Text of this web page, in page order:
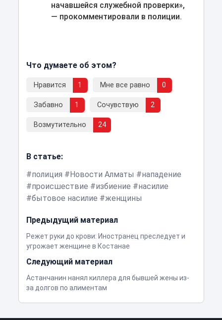
начавшейся служебной проверки»,
— прокомментировали в полиции.
Что думаете об этом?
Нравится 1 Мне все равно 0
Забавно 1 Сочувствую 2
Возмутительно 24
В статье:
полиция
Новости Алматы
нападение
происшествие
избиение
насилие
бытовое насилие
женщины
Предыдущий материал
Режет руки до крови: Иностранец преследует и
угрожает женщине в Костанае
Следующий материал
Астанчанин нанял киллера для бывшей жены из-
за долгов по алиментам